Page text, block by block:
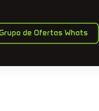
Grupo de Ofertas Whats